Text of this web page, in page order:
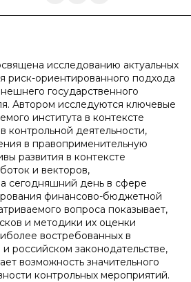
исследованию актуальных
риск-ориентированного подхода
государственного
Автором исследуются ключевые
института в контексте
контрольной деятельности,
в правоприменительную
развития в контексте
и векторов,
сегодняшний день в сфере
финансово-бюджетной
вопроса показывает,
и методики их оценки
востребованных в
российском законодательстве,
возможность значительного
контрольных мероприятий.